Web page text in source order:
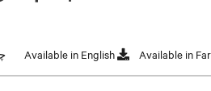
Available in English Available in